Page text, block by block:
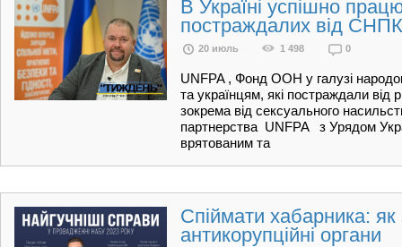
В Україні успішно
постраждалих від СНПК
20 июль 1 498 0
UNFPA , Фонд ООН у галузі
та українцям, які постраждали від
зокрема від сексуального
партнерства UNFPA з Урядом
врятованим та
Спіймати хабарника:
антикорупційні органи